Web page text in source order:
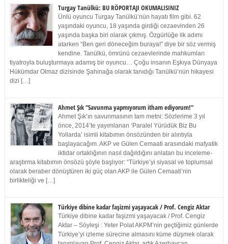
Turgay Tanülkü: BU RÖPORTAJI OKUMALISINIZ
Ünlü oyuncu Turgay Tanülkü’nün hayatı film gibi. 62
yaşındaki oyuncu, 18 yaşında girdiği cezaevinden 26
yaşında başka biri olarak çıkmış. Özgürlüğe ilk adımı
atarken “Ben geri döneceğim buraya!” diye bir söz vermiş
kendine. Tanülkü, ömrünü cezaevlerinde mahkumları
tiyatroyla buluşturmaya adamış bir oyuncu… Çoğu insanın Eşkıya Dünyaya
Hükümdar Olmaz dizisinde Şahinağa olarak tanıdığı Tanülkü’nün hikayesi
dizi […]
Ahmet Şık “Savunma yapmıyorum itham ediyorum!”
Ahmet Şık’ın savunmasının tam metni: Sözlerime 3 yıl
önce, 2014’te yayımlanan ‘Paralel Yürüdük Biz Bu
Yollarda’ isimli kitabımın önsözünden bir alıntıyla
başlayacağım. AKP ve Gülen Cemaati arasındaki mafyatik
iktidar ortaklığının nasıl dağıldığını anlatan bu inceleme-
araştırma kitabımın önsözü şöyle başlıyor: “Türkiye’yi siyasal ve toplumsal
olarak beraber dönüştüren iki güç olan AKP ile Gülen Cemaati’nin
birlikteliği ve […]
Türkiye dibine kadar faşizmi yaşayacak / Prof. Cengiz Aktar
Türkiye dibine kadar faşizmi yaşayacak / Prof. Cengiz
Aktar – Söyleşi : Yeter Polat AKPM’nin geçtiğimiz günlerde
Türkiye’yi izleme sürecine almasını küme düşmek olarak